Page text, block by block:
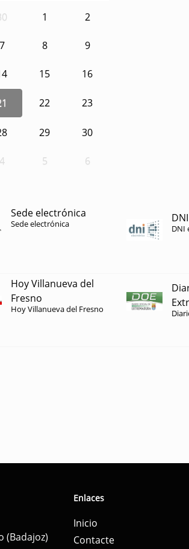
1 2
7 8 9
15 16
22 23
29 30
4 5 6
Sede electrónica
Sede electrónica DNI
Hoy Villanueva del
Fresno
Hoy Villanueva del Fresno
(Badajoz)
Enlaces
Inicio
Contacte